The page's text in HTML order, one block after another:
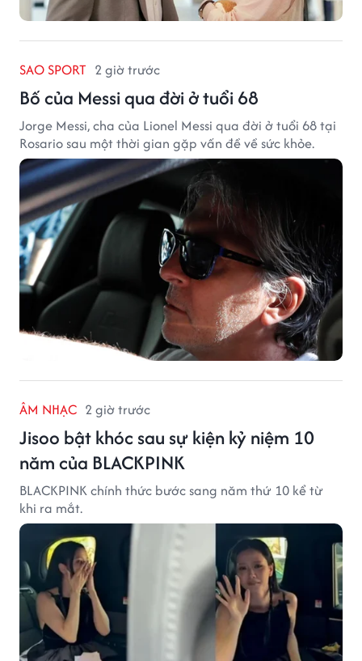
SAO SPORT 2 giờ trước
Bố của Messi qua đời ở tuổi 68
Jorge Messi, cha của Lionel Messi qua đời ở tuổi 68 tại
Rosario sau một thời gian gặp vấn đề về sức khỏe.
ÂM NHẠC 2 giờ trước
Jisoo bật khóc sau sự kiện kỷ niệm 10
năm của BLACKPINK
BLACKPINK chính thức bước sang năm thứ 10 kể từ
khi ra mắt.